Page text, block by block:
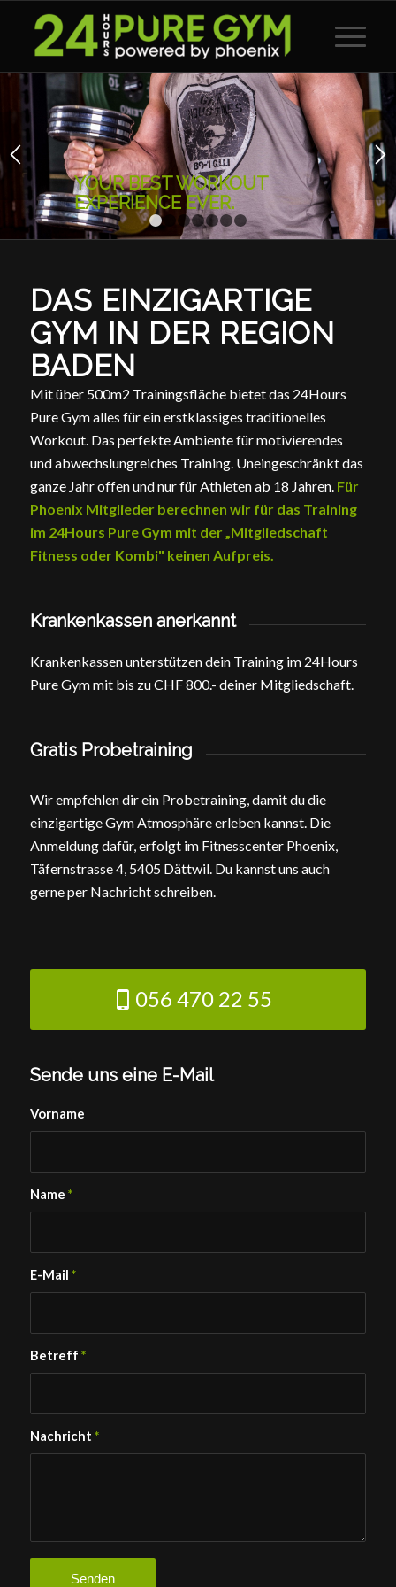
1 2 3 4 5 6 7
YOUR BEST WORKOUT
EXPERIENCE EVER.
DAS EINZIGARTIGE
GYM IN DER REGION
BADEN
Mit über 500m2 Trainingsfläche bietet das 24Hours
Pure Gym alles für ein erstklassiges traditionelles
Workout. Das perfekte Ambiente für motivierendes
und abwechslungreiches Training. Uneingeschränkt das
ganze Jahr offen und nur für Athleten ab 18 Jahren. Für
Phoenix Mitglieder berechnen wir für das Training
im 24Hours Pure Gym mit der „Mitgliedschaft
Fitness oder Kombi" keinen Aufpreis.
Krankenkassen anerkannt
Krankenkassen unterstützen dein Training im 24Hours
Pure Gym mit bis zu CHF 800.- deiner Mitgliedschaft.
Gratis Probetraining
Wir empfehlen dir ein Probetraining, damit du die
einzigartige Gym Atmosphäre erleben kannst. Die
Anmeldung dafür, erfolgt im Fitnesscenter Phoenix,
Täfernstrasse 4, 5405 Dättwil. Du kannst uns auch
gerne per Nachricht schreiben.
056 470 22 55
Sende uns eine E-Mail
Vorname
Name *
E-Mail *
Betreff *
Nachricht *